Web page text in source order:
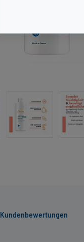
Kundenbewertungen